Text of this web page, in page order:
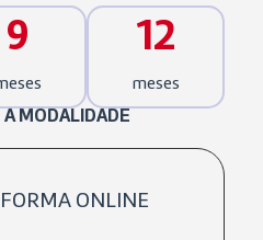
9 12
meses
A MODALIDADE
ONLINE